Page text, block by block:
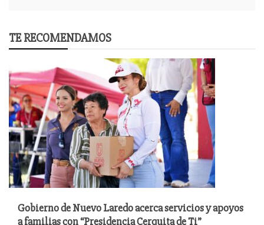
TE RECOMENDAMOS
Gobierno de Nuevo Laredo acerca servicios y apoyos
a familias con “Presidencia Cerquita de Ti”